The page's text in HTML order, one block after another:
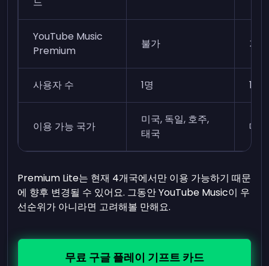
YouTube Music
Premium
불가 가능
사용자 수 1명 1명
이용 가능 국가
미국, 독일, 호주,
태국
대
Premium Lite는 현재 4개국에서만 이용 가능하기 때문
에 향후 변경될 수 있어요. 그동안 YouTube Music이 우
선순위가 아니라면 고려해볼 만해요.
무료 구글 플레이 기프트 카드